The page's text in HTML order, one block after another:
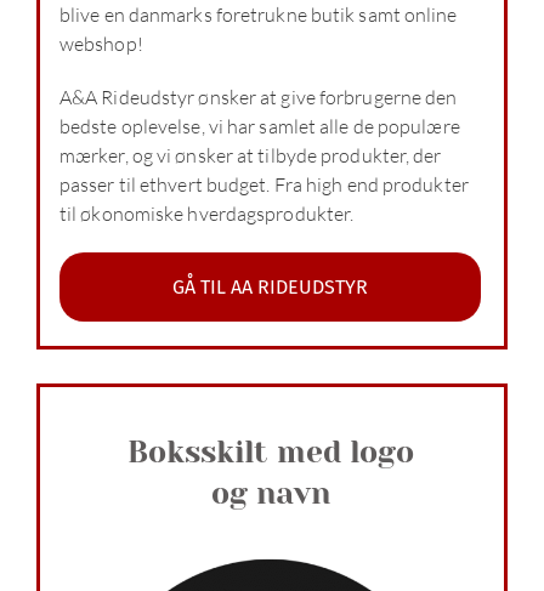
blive en danmarks foretrukne butik samt online
webshop!
A&A Rideudstyr ønsker at give forbrugerne den
bedste oplevelse, vi har samlet alle de populære
mærker, og vi ønsker at tilbyde produkter, der
passer til ethvert budget. Fra high end produkter
til økonomiske hverdagsprodukter.
GÅ TIL AA RIDEUDSTYR
Boksskilt med logo
og navn